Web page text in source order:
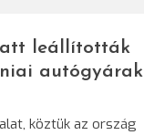
leállították
autógyárak
köztük az ország